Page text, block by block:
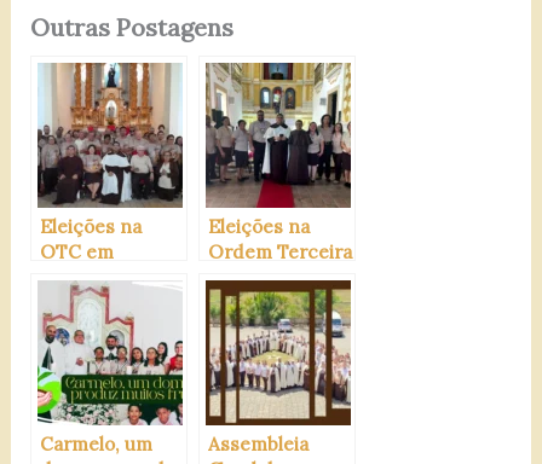
Outras Postagens
Eleições na
OTC em
Sergipe
Eleições na
Ordem Terceira
de Goiana/PE
Carmelo, um
Assembleia